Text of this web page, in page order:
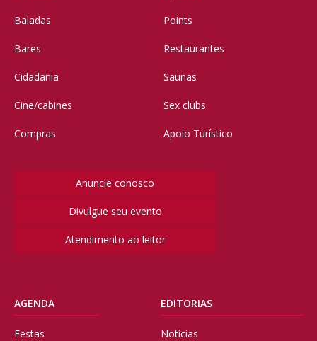
Baladas
Bares
Cidadania
Cine/cabines
Compras
Points
Restaurantes
Saunas
Sex clubs
Apoio Turístico
Anuncie conosco
Divulgue seu evento
Atendimento ao leitor
AGENDA
Festas
EDITORIAS
Notícias